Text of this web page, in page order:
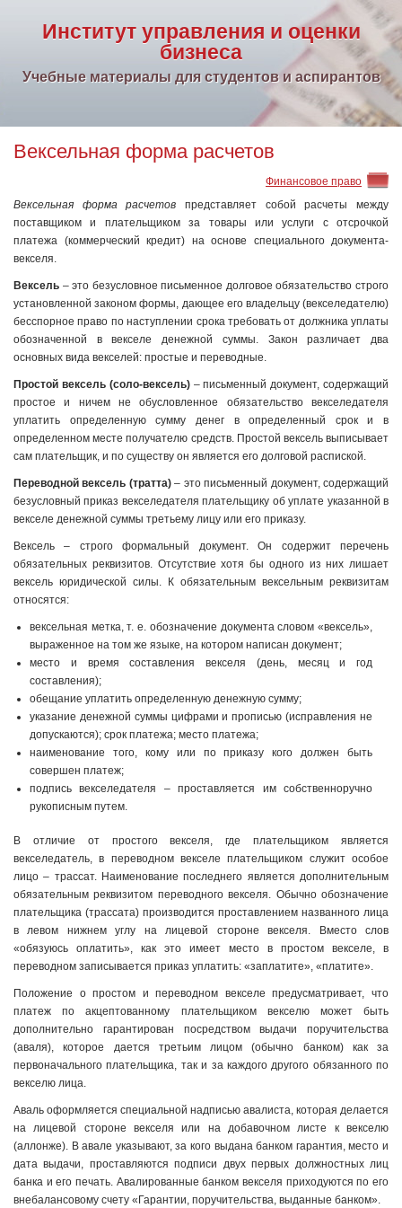
Институт управления и оценки
бизнеса
Учебные материалы для студентов и аспирантов
Вексельная форма расчетов
Финансовое право
Вексельная форма расчетов представляет собой расчеты между
поставщиком и плательщиком за товары или услуги с отсрочкой
платежа (коммерческий кредит) на основе специального документа-
векселя.
Вексель – это безусловное письменное долговое обязательство строго
установленной законом формы, дающее его владельцу (векселедателю)
бесспорное право по наступлении срока требовать от должника уплаты
обозначенной в векселе денежной суммы. Закон различает два
основных вида векселей: простые и переводные.
Простой вексель (соло-вексель)– письменный документ, содержащий
простое и ничем не обусловленное обязательство векселедателя
уплатить определенную сумму денег в определенный срок и в
определенном месте получателю средств. Простой вексель выписывает
сам плательщик, и по существу он является его долговой распиской.
Переводной вексель (тратта)– это письменный документ, содержащий
безусловный приказ векселедателя плательщику об уплате указанной в
векселе денежной суммы третьему лицу или его приказу.
Вексель – строго формальный документ. Он содержит перечень
обязательных реквизитов. Отсутствие хотя бы одного из них лишает
вексель юридической силы. К обязательным вексельным реквизитам
относятся:
вексельная метка, т. е. обозначение документа словом «вексель»,
выраженное на том же языке, на котором написан документ;
место и время составления векселя (день, месяц и год
составления);
обещание уплатить определенную денежную сумму;
указание денежной суммы цифрами и прописью (исправления не
допускаются); срок платежа; место платежа;
наименование того, кому или по приказу кого должен быть
совершен платеж;
подпись векселедателя – проставляется им собственноручно
рукописным путем.
В отличие от простого векселя, где плательщиком является
векселедатель, в переводном векселе плательщиком служит особое
лицо – трассат. Наименование последнего является дополнительным
обязательным реквизитом переводного векселя. Обычно обозначение
плательщика (трассата) производится проставлением названного лица
в левом нижнем углу на лицевой стороне векселя. Вместо слов
«обязуюсь оплатить», как это имеет место в простом векселе, в
переводном записывается приказ уплатить: «заплатите», «платите».
Положение о простом и переводном векселе предусматривает, что
платеж по акцептованному плательщиком векселю может быть
дополнительно гарантирован посредством выдачи поручительства
(аваля), которое дается третьим лицом (обычно банком) как за
первоначального плательщика, так и за каждого другого обязанного по
векселю лица.
Аваль оформляется специальной надписью авалиста, которая делается
на лицевой стороне векселя или на добавочном листе к векселю
(аллонже). В авале указывают, за кого выдана банком гарантия, место и
дата выдачи, проставляются подписи двух первых должностных лиц
банка и его печать. Авалированные банком векселя приходуются по его
внебалансовому счету «Гарантии, поручительства, выданные банком».